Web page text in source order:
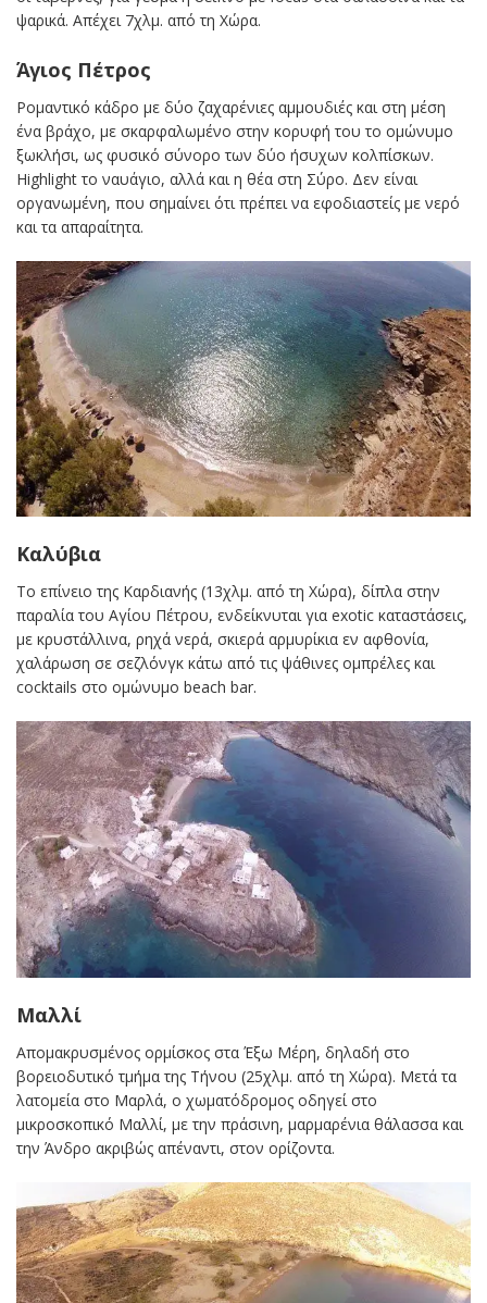
ψαρικά. Απέχει 7χλμ. από τη Χώρα.
Άγιος Πέτρος
Ρομαντικό κάδρο με δύο ζαχαρένιες αμμουδιές και στη μέση
ένα βράχο, με σκαρφαλωμένο στην κορυφή του το ομώνυμο
ξωκλήσι, ως φυσικό σύνορο των δύο ήσυχων κολπίσκων.
Highlight το ναυάγιο, αλλά και η θέα στη Σύρο. Δεν είναι
οργανωμένη, που σημαίνει ότι πρέπει να εφοδιαστείς με νερό
και τα απαραίτητα.
Καλύβια
Το επίνειο της Καρδιανής (13χλμ. από τη Χώρα), δίπλα στην
παραλία του Αγίου Πέτρου, ενδείκνυται για exotic καταστάσεις,
με κρυστάλλινα, ρηχά νερά, σκιερά αρμυρίκια εν αφθονία,
χαλάρωση σε σεζλόνγκ κάτω από τις ψάθινες ομπρέλες και
cocktails στο ομώνυμο beach bar.
Μαλλί
Απομακρυσμένος ορμίσκος στα Έξω Μέρη, δηλαδή στο
βορειοδυτικό τμήμα της Τήνου (25χλμ. από τη Χώρα). Μετά τα
λατομεία στο Μαρλά, ο χωματόδρομος οδηγεί στο
μικροσκοπικό Μαλλί, με την πράσινη, μαρμαρένια θάλασσα και
την Άνδρο ακριβώς απέναντι, στον ορίζοντα.